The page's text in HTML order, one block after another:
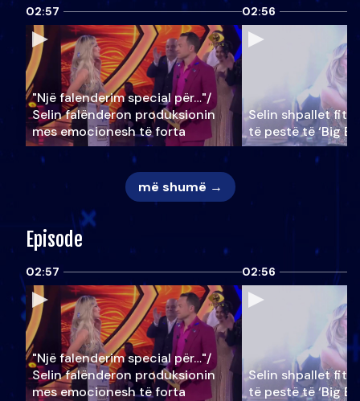
02:57
"Një falenderim special për…"/
Selin falënderon produksionin
mes emocionesh të forta
02:56
Selin shpallet
të pestë të ‘Big
më shumë →
Episode
02:57
"Një falenderim special për…"/
Selin falënderon produksionin
mes emocionesh të forta
02:56
Selin shpallet
të pestë të ‘Big